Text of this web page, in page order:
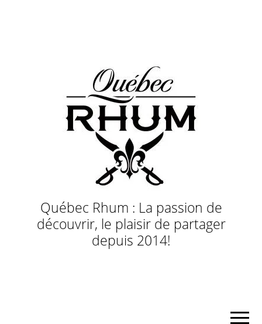
Québec Rhum : La passion de
découvrir, le plaisir de partager
depuis 2014!